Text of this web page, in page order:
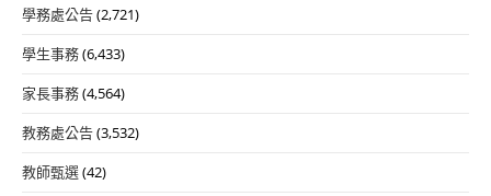
學務處公告(2,721)
學生事務(6,433)
家長事務(4,564)
教務處公告(3,532)
教師甄選(42)